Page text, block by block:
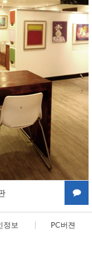
정보 | PC버젼